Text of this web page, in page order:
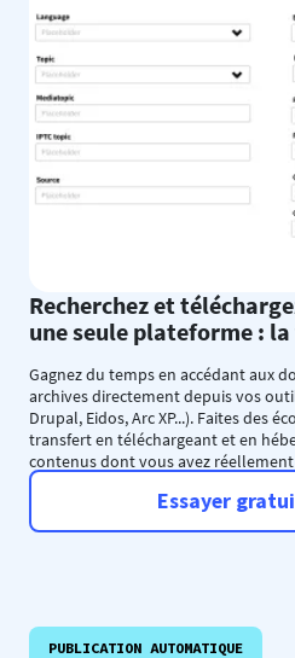
Recherchez et
une seule plateforme :
Gagnez du temps en accédant aux
archives directement depuis vos
Drupal, Eidos, Arc XP...). Faites des
transfert en téléchargeant et en
contenus dont vous avez
Essayer
PUBLICATION AUTOMATIQUE